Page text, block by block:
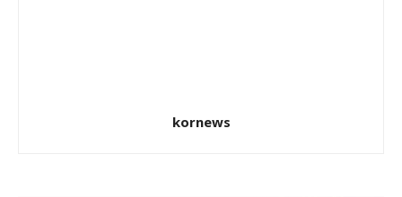
kornews